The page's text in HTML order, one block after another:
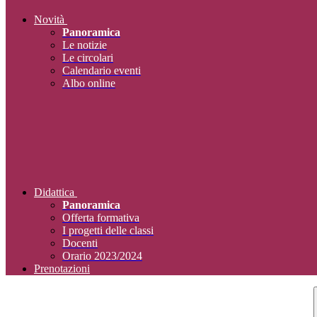
Novità
Panoramica
Le notizie
Le circolari
Calendario eventi
Albo online
Didattica
Panoramica
Offerta formativa
I progetti delle classi
Docenti
Orario 2023/2024
Prenotazioni